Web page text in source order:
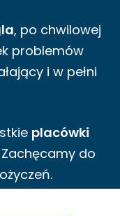
, po chwilowej
problemów
i w pełni
placówki
Zachęcamy do